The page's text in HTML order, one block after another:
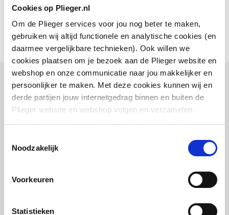
Cookies op Plieger.nl
Om de Plieger services voor jou nog beter te maken,
gebruiken wij altijd functionele en analytische cookies (en
daarmee vergelijkbare technieken). Ook willen we
cookies plaatsen om je bezoek aan de Plieger website en
webshop en onze communicatie naar jou makkelijker en
persoonlijker te maken. Met deze cookies kunnen wij en
derde partijen jouw internetgedrag binnen en buiten de
Plieger website en webshop volgen en verzamelen.
We slaan je cookievoorkeur op in je browser.
Noodzakelijk
Voorkeuren
Statistieken
Aansluitmaat 1
Aansluiting 2 (uitloop) Buitendraad
Aansluitmaat 2 1/2"
Sprong 15
Afsluitbaar Nee
Combinatie artikelen
Vaak samen gekocht